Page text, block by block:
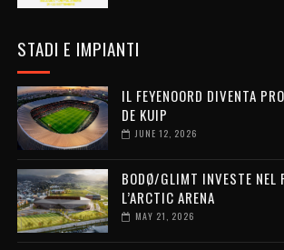
STADI E IMPIANTI
IL FEYENOORD DIVENTA
DE KUIP
JUNE 12, 2026
BODØ/GLIMT INVESTE NEL
L’ARCTIC ARENA
MAY 21, 2026